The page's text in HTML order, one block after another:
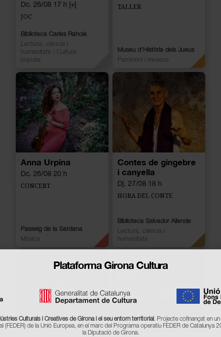
Plataforma Girona Cultura
Culturals i Creatives de Girona i el seu entorn territorial. Projecte cofinançat en
(FEDER) de la Unió Europea, en el marc del Programa operatiu FEDER de Catalunya
la Diputació de Girona.
Dc. 26/08 17 h [+]
JOC
Biblioteca Carles Rahola
Lectura, ciència i
humanitats
Cultura
popular
TALLER
Museu d'Història dels Jueus
Patrimoni i museus
Anna Urpina
Dc. 26/08 20 h
CONCERT
Passeig de la Sardana
Música
Contes de gingebre
i canyella
Dj. 27/08 18 h
HORA DEL CONTE
Biblioteca Salvador Allende
Lectura, ciència i
humanitats